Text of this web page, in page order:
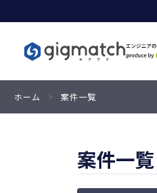
ホーム > 案件一覧
案件一覧